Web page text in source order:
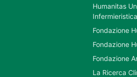
Humanitas
Infermieristica
Fondazione
Fondazione
Fondazione
La Ricerca